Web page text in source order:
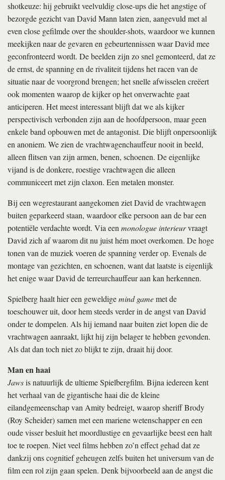
shotkeuze: hij gebruikt veelvuldig close-ups die het angstige of
bezorgde gezicht van David Mann laten zien, aangevuld met al
even close gefilmde over the shoulder-shots, waardoor we kunnen
meekijken naar de gevaren en gebeurtennissen waar David mee
geconfronteerd wordt. De beelden zijn zo snel gemonteerd, dat ze
de ernst, de spanning en de rivaliteit tijdens het racen van de
situatie naar de voorgrond brengen; het snelle afwisselen creëert
ook momenten waarop de kijker op het onverwachte gaat
anticiperen. Het meest interessant blijft dat we als kijker
perspectivisch verbonden zijn aan de hoofdpersoon, maar geen
enkele band opbouwen met de antagonist. Die blijft onpersoonlijk
en anoniem. We zien de vrachtwagenchauffeur nooit in beeld,
alleen flitsen van zijn armen, benen, schoenen. De eigenlijke
vijand is de donkere, roestige vrachtwagen die alleen
communiceert met zijn claxon. Een metalen monster.
Bij een wegrestaurant aangekomen ziet David de vrachtwagen
buiten geparkeerd staan, waardoor elke persoon aan de bar een
potentiële verdachte wordt. Via eenmonologue interieurvraagt
David zich af waarom dit nu juist hém moet overkomen. De hoge
tonen van de muziek voeren de spanning verder op. Evenals de
montage van gezichten, en schoenen, want dat laatste is eigenlijk
het enige waar David de terreurchauffeur aan kan herkennen.
Spielberg haalt hier een geweldigemind gamemet de
toeschouwer uit, door hem steeds verder in de angst van David
onder te dompelen. Als hij iemand naar buiten ziet lopen die de
vrachtwagen aanraakt, lijkt hij zijn belager te hebben gevonden.
Als dat dan toch niet zo blijkt te zijn, draait hij door.
Man en haai
Jawsis natuurlijk de ultieme Spielbergfilm. Bijna iedereen kent
het verhaal van de gigantische haai die de kleine
eilandgemeenschap van Amity bedreigt, waarop sheriff Brody
(Roy Scheider) samen met een mariene wetenschapper en een
oude visser besluit het moordlustige en gevaarlijke beest een halt
toe te roepen. Niet veel films hebben zo’n effect gehad dat ze
dankzij ons cognitief geheugen zelfs buiten het universum van de
film een rol zijn gaan spelen. Denk bijvoorbeeld aan de angst die